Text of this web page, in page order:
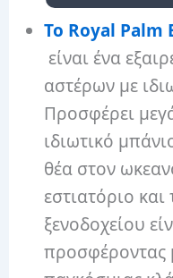
Το Royal Palm
είναι ένα
αστέρων με
Προσφέρει
ιδιωτικό
θέα στον
εστιατόριο
ξενοδοχείου
προσφέροντας